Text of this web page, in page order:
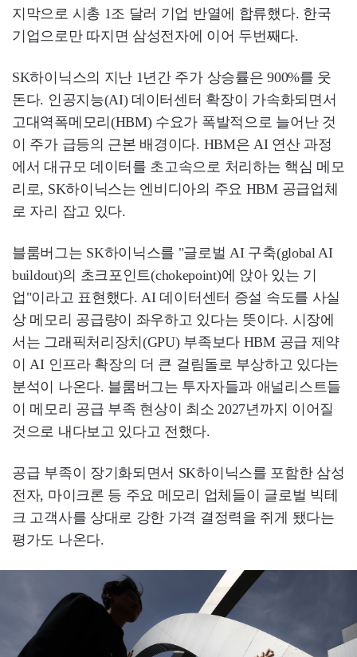
지막으로 시총 1조 달러 기업 반열에 합류했다. 한국
기업으로만 따지면 삼성전자에 이어 두번째다.
SK하이닉스의 지난 1년간 주가 상승률은 900%를 웃
돈다. 인공지능(AI) 데이터센터 확장이 가속화되면서
고대역폭메모리(HBM) 수요가 폭발적으로 늘어난 것
이 주가 급등의 근본 배경이다. HBM은 AI 연산 과정
에서 대규모 데이터를 초고속으로 처리하는 핵심 메모
리로, SK하이닉스는 엔비디아의 주요 HBM 공급업체
로 자리 잡고 있다.
블룸버그는 SK하이닉스를 "글로벌 AI 구축(global AI
buildout)의 초크포인트(chokepoint)에 앉아 있는 기
업"이라고 표현했다. AI 데이터센터 증설 속도를 사실
상 메모리 공급량이 좌우하고 있다는 뜻이다. 시장에
서는 그래픽처리장치(GPU) 부족보다 HBM 공급 제약
이 AI 인프라 확장의 더 큰 걸림돌로 부상하고 있다는
분석이 나온다. 블룸버그는 투자자들과 애널리스트들
이 메모리 공급 부족 현상이 최소 2027년까지 이어질
것으로 내다보고 있다고 전했다.
공급 부족이 장기화되면서 SK하이닉스를 포함한 삼성
전자, 마이크론 등 주요 메모리 업체들이 글로벌 빅테
크 고객사를 상대로 강한 가격 결정력을 쥐게 됐다는
평가도 나온다.